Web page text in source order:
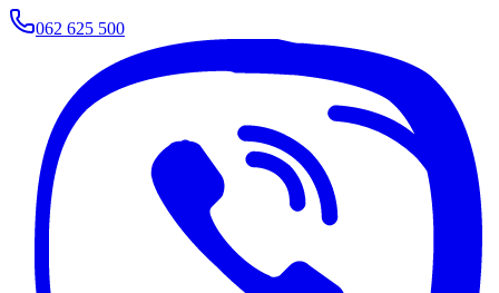
062 625 500